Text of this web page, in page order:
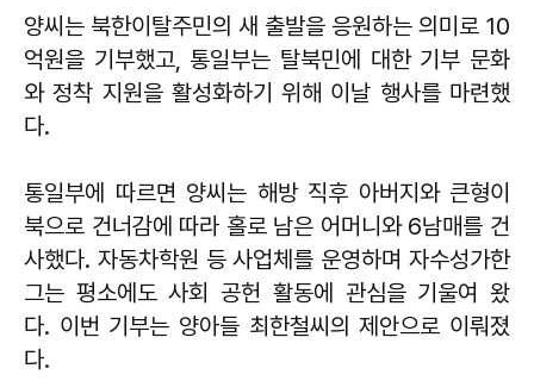
양씨는 북한이탈주민의 새 출발을 응원하는 의미로 10
억원을 기부했고, 통일부는 탈북민에 대한 기부 문화
와 정착 지원을 활성화하기 위해 이날 행사를 마련했
다.
통일부에 따르면 양씨는 해방 직후 아버지와 큰형이
북으로 건너감에 따라 홀로 남은 어머니와 6남매를 건
사했다. 자동차학원 등 사업체를 운영하며 자수성가한
그는 평소에도 사회 공헌 활동에 관심을 기울여 왔
다. 이번 기부는 양아들 최한철씨의 제안으로 이뤄졌
다.